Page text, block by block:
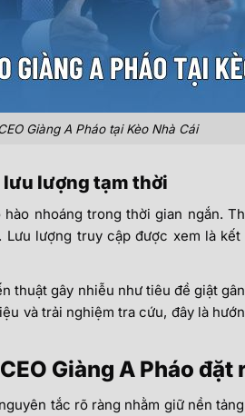
Giàng A Pháo tại Kèo Nhà Cái
lượng tạm thời
nhoáng trong thời gian ngắn.
lượng truy cập được xem là
thuật gây nhiễu như tiêu đề giật
và trải nghiệm tra cứu, đây là
Giàng A Pháo đặt
tắc rõ ràng nhằm giữ nền